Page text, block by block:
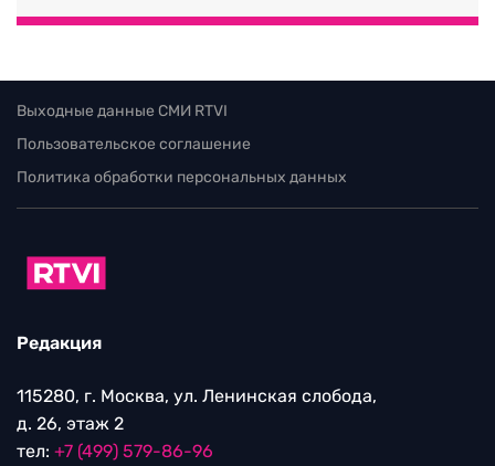
Выходные данные СМИ RTVI
Пользовательское соглашение
Политика обработки персональных данных
Редакция
115280, г. Москва, ул. Ленинская слобода,
д. 26, этаж 2
тел: +7 (499) 579-86-96